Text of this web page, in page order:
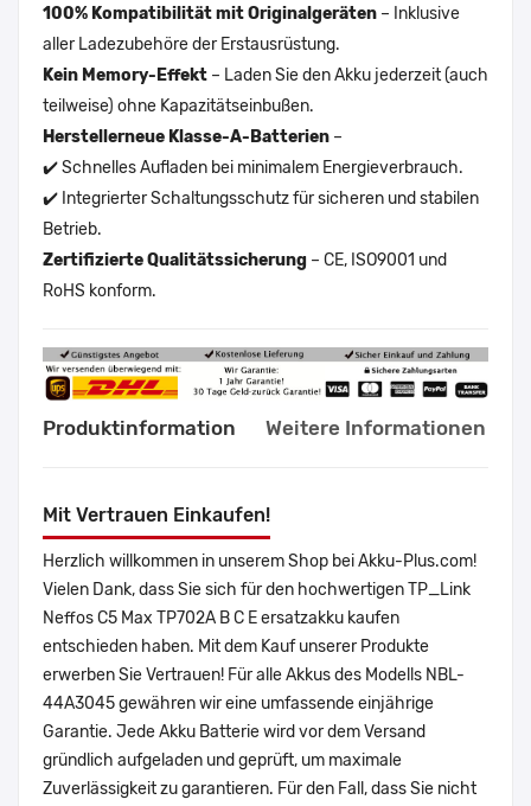
100% Kompatibilität mit Originalgeräten – Inklusive
aller Ladezubehöre der Erstausrüstung.
Kein Memory-Effekt – Laden Sie den Akku jederzeit (auch
teilweise) ohne Kapazitätseinbußen.
Herstellerneue Klasse-A-Batterien –
✔️ Schnelles Aufladen bei minimalem Energieverbrauch.
✔️ Integrierter Schaltungsschutz für sicheren und stabilen
Betrieb.
Zertifizierte Qualitätssicherung – CE, ISO9001 und
RoHS konform.
Produktinformation Weitere Informationen
Mit Vertrauen Einkaufen!
Herzlich willkommen in unserem Shop bei Akku-Plus.com!
Vielen Dank, dass Sie sich für den hochwertigen TP_Link
Neffos C5 Max TP702A B C E ersatzakku kaufen
entschieden haben. Mit dem Kauf unserer Produkte
erwerben Sie Vertrauen! Für alle Akkus des Modells NBL-
44A3045 gewähren wir eine umfassende einjährige
Garantie. Jede Akku Batterie wird vor dem Versand
gründlich aufgeladen und geprüft, um maximale
Zuverlässigkeit zu garantieren. Für den Fall, dass Sie nicht